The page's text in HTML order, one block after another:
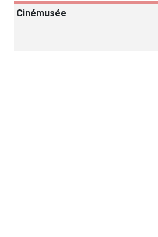
Cinémusée